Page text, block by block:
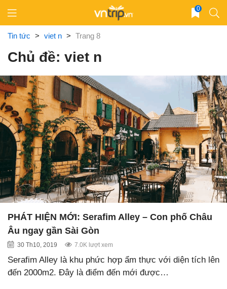
content
0
Tin tức > viet n > Trang 8
Chủ đề: viet n
PHÁT HIỆN MỚI: Serafim Alley – Con phố Châu
Âu ngay gần Sài Gòn
30 Th10, 2019 7.0K lượt xem
Serafim Alley là khu phức hợp ẩm thực với diện tích lên
đến 2000m2. Đây là điểm đến mới được…